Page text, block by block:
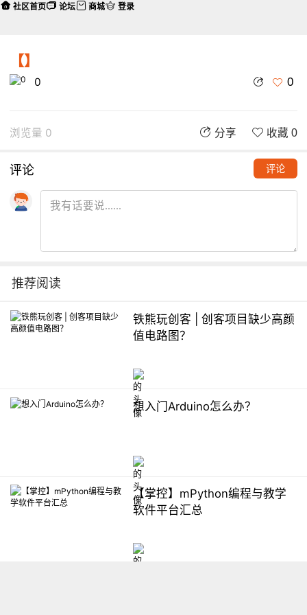
【】
0 0
浏览量 0 分享 收藏 0
评论 评论
推荐阅读
铁熊玩创客 | 创客项目缺少高颜
值电路图？
想入门Arduino怎么办？
【掌控】mPython编程与教学
软件平台汇总
社区首页 论坛 商城 登录